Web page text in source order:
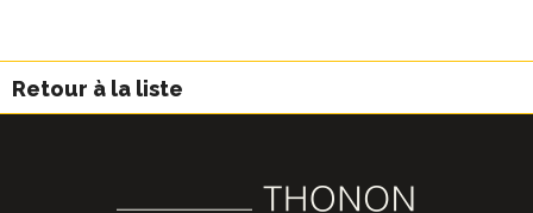
Retour à la liste